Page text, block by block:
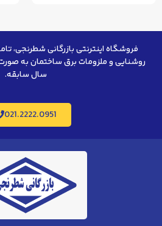
فروشگاه اینترنتی بازرگانی شطرنجی،
سال سابقه.
021.2222.0951